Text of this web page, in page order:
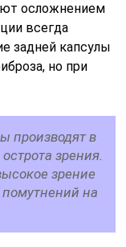
осложнением
всегда
задней капсулы
но при
производят в
зрения.
зрение
на